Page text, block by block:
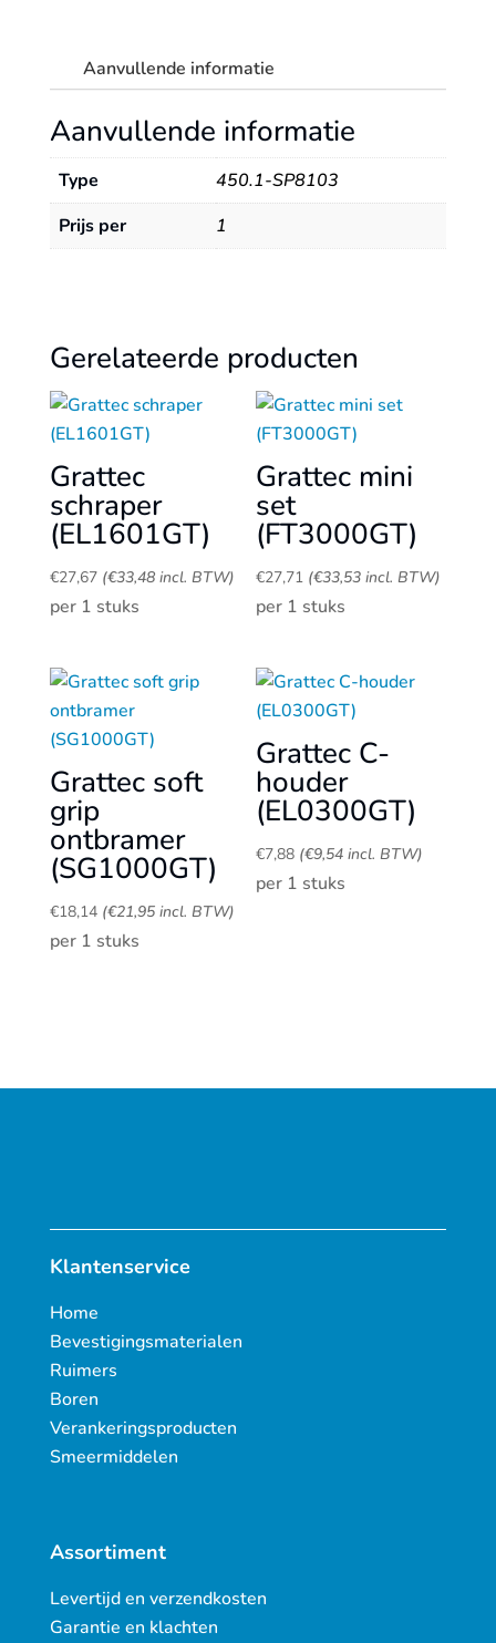
Aanvullende informatie
Aanvullende informatie
Type
450.1-SP8103
Prijs per
1
Gerelateerde producten
Grattec
schraper
(EL1601GT)
€27,67 (€33,48incl. BTW)
per 1 stuks
Grattec mini
set
(FT3000GT)
€27,71 (€33,53 incl. BTW)
per 1 stuks
Grattec soft
grip
ontbramer
(SG1000GT)
€18,14 (€21,95incl. BTW)
per 1 stuks
Grattec C-
houder
(EL0300GT)
€7,88 (€9,54 incl. BTW)
per 1 stuks
Klantenservice
Home
Bevestigingsmaterialen
Ruimers
Boren
Verankeringsproducten
Smeermiddelen
Assortiment
Levertijd en verzendkosten
Garantie en klachten